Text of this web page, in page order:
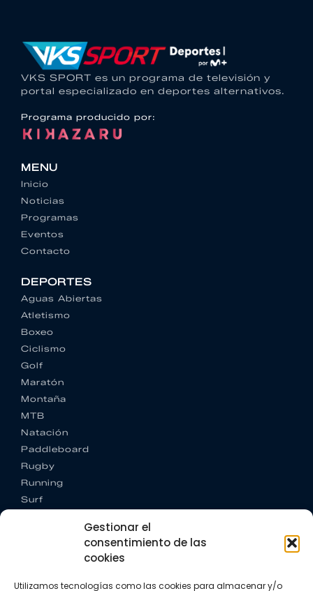
Gestionar el
consentimiento de las
cookies
Utilizamos tecnologías como las cookies para almacenar y/o
VKS SPORT es un programa de televisión y
portal especializado en deportes alternativos.
Programa producido por:
MENU
Inicio
Noticias
Programas
Eventos
Contacto
DEPORTES
Aguas Abiertas
Atletismo
Boxeo
Ciclismo
Golf
Maratón
Montaña
MTB
Natación
Paddleboard
Rugby
Running
Surf
CONTACTO